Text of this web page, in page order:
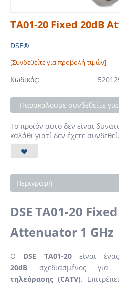
TA01-20 Fixed 20dB
DSE®
[Συνδεθείτε για προβολή τιμών]
Κωδικός:
Παρακαλούμε συνδεθείτε
Το προϊόν αυτό δεν είναι
καλάθι γιατί δεν έχετε συνδεθεί.
Περιγραφή
DSE TA01-20
Attenuator 1 GHz
Ο DSE TA01-20είναι
20dB σχεδιασμένος για
τηλεόρασης (CATV).